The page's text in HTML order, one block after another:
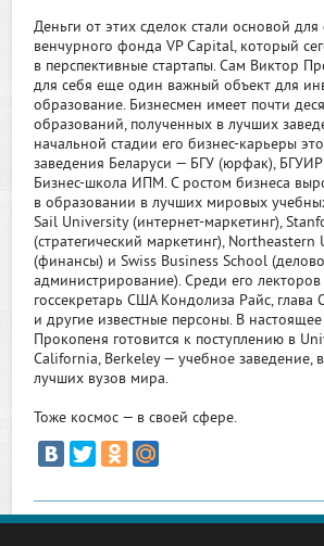
Деньги от этих сделок стали основой
венчурного фонда VP Capital, который
в перспективные стартапы. Сам Виктор
для себя еще один важный объект для
образование. Бизнесмен имеет почти
образований, полученных в лучших
начальной стадии его бизнес-карьеры
заведения Беларуси — БГУ (юрфак),
Бизнес-школа ИПМ. С ростом бизнеса
в образовании в лучших мировых
Sail University (интернет-маркетинг),
(стратегический маркетинг), Northeastern
(финансы) и Swiss Business School
администрирование). Среди его
госсекретарь США Кондолиза Райс, глава
и другие известные персоны. В
Прокопеня готовится к поступлению в
California, Berkeley — учебное заведение,
лучших вузов мира.
Тоже космос — в своей сфере.